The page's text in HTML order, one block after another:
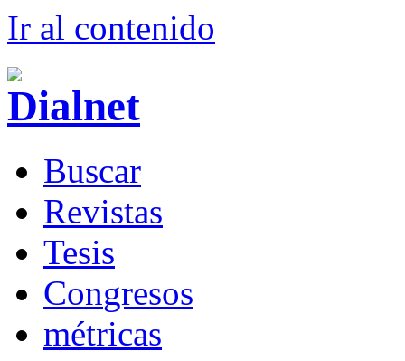
Ir al contenido
Buscar
Revistas
Tesis
Congresos
métricas